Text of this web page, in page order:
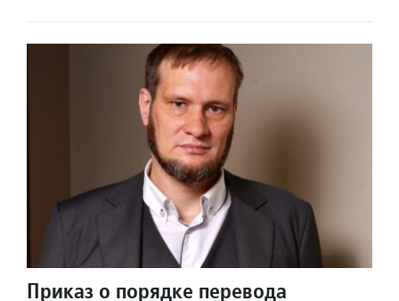
Приказ о порядке перевода